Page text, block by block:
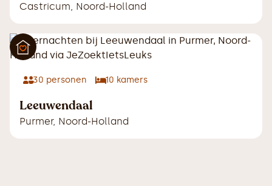
Castricum, Noord-Holland
30 personen 10 kamers
Leeuwendaal
Purmer, Noord-Holland